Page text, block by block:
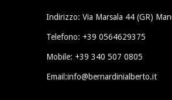
Indirizzo: Via Marsala 44 (GR)
Telefono: +39 0564629375
Mobile: +39 340 507 0805
Email:info@bernardinialberto.it